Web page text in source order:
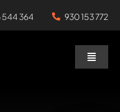
544 364 930 153 772
Toggle